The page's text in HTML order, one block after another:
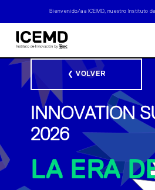
Bienvenido/a a ICEMD, nuestro Instituto
❮ VOLVER
INNOVATION
2026
LA ERA